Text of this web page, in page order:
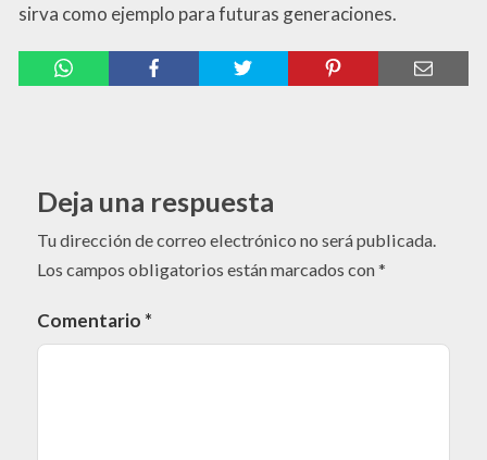
sirva como ejemplo para futuras generaciones.
Deja una respuesta
Tu dirección de correo electrónico no será publicada.
Los campos obligatorios están marcados con*
Comentario *